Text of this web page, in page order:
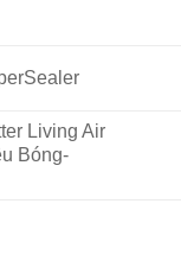
Living Air
Bóng-